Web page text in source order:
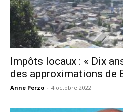
Impôts locaux : « Dix
des approximations de
Anne Perzo - 4 octobre 2022